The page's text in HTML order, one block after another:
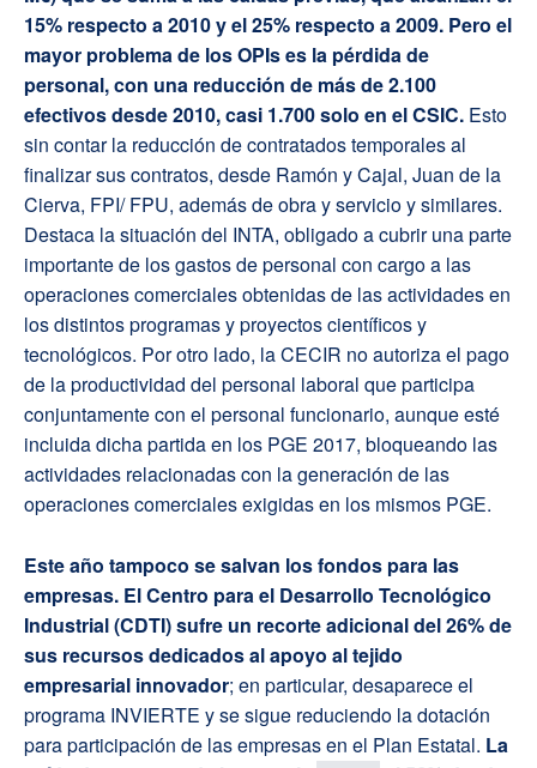
15% respecto a 2010 y el 25% respecto a 2009. Pero el
mayor problema de los OPIs es la pérdida de
personal, con una reducción de más de 2.100
efectivos desde 2010, casi 1.700 solo en el CSIC. Esto
sin contar la reducción de contratados temporales al
finalizar sus contratos, desde Ramón y Cajal, Juan de la
Cierva, FPI/ FPU, además de obra y servicio y similares.
Destaca la situación del INTA, obligado a cubrir una parte
importante de los gastos de personal con cargo a las
operaciones comerciales obtenidas de las actividades en
los distintos programas y proyectos científicos y
tecnológicos. Por otro lado, la CECIR no autoriza el pago
de la productividad del personal laboral que participa
conjuntamente con el personal funcionario, aunque esté
incluida dicha partida en los PGE 2017, bloqueando las
actividades relacionadas con la generación de las
operaciones comerciales exigidas en los mismos PGE.
Este año tampoco se salvan los fondos para las
empresas. El Centro para el Desarrollo Tecnológico
Industrial (CDTI) sufre un recorte adicional del 26% de
sus recursos dedicados al apoyo al tejido
empresarial innovador; en particular, desaparece el
programa INVIERTE y se sigue reduciendo la dotación
para participación de las empresas en el Plan Estatal. La